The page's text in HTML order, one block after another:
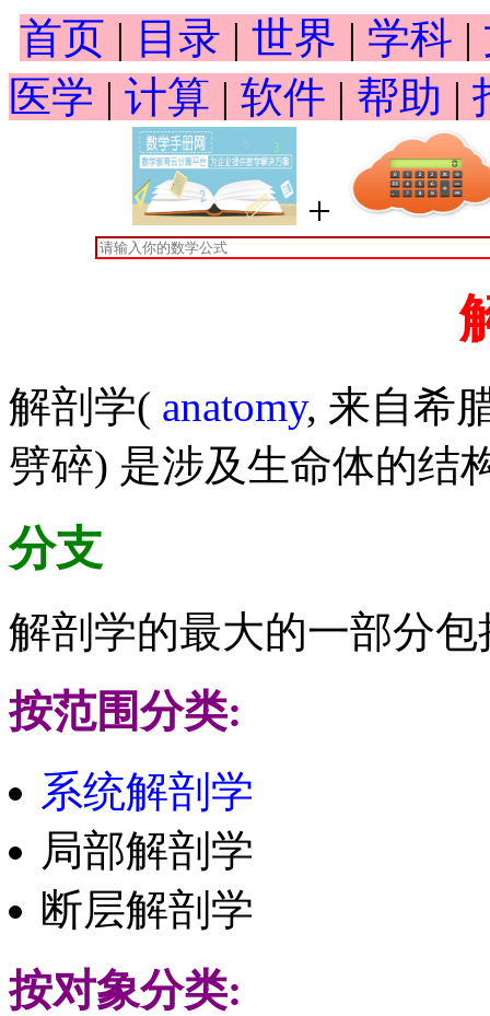
首页 | 目录 | 世界 | 学科 |
医学 | 计算 | 软件 | 帮助 |
+
解剖学( anatomy, 来自希
劈碎) 是涉及生命体的结
分支
解剖学的最大的一部分
按范围分类:
系统解剖学
局部解剖学
断层解剖学
按对象分类: